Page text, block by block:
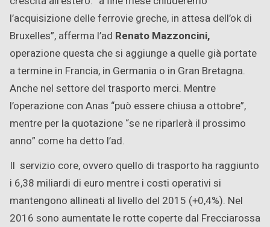
l’acquisizione delle ferrovie greche, in attesa dell’ok di
Bruxelles”, afferma l’ad Renato Mazzoncini,
operazione questa che si aggiunge a quelle già portate
a termine in Francia, in Germania o in Gran Bretagna.
Anche nel settore del trasporto merci. Mentre
l’operazione con Anas “può essere chiusa a ottobre”,
mentre per la quotazione “se ne riparlerà il prossimo
anno” come ha detto l’ad.
Il servizio core, ovvero quello di trasporto ha raggiunto
i 6,38 miliardi di euro mentre i costi operativi si
mantengono allineati al livello del 2015 (+0,4%). Nel
2016 sono aumentate le rotte coperte dal Frecciarossa